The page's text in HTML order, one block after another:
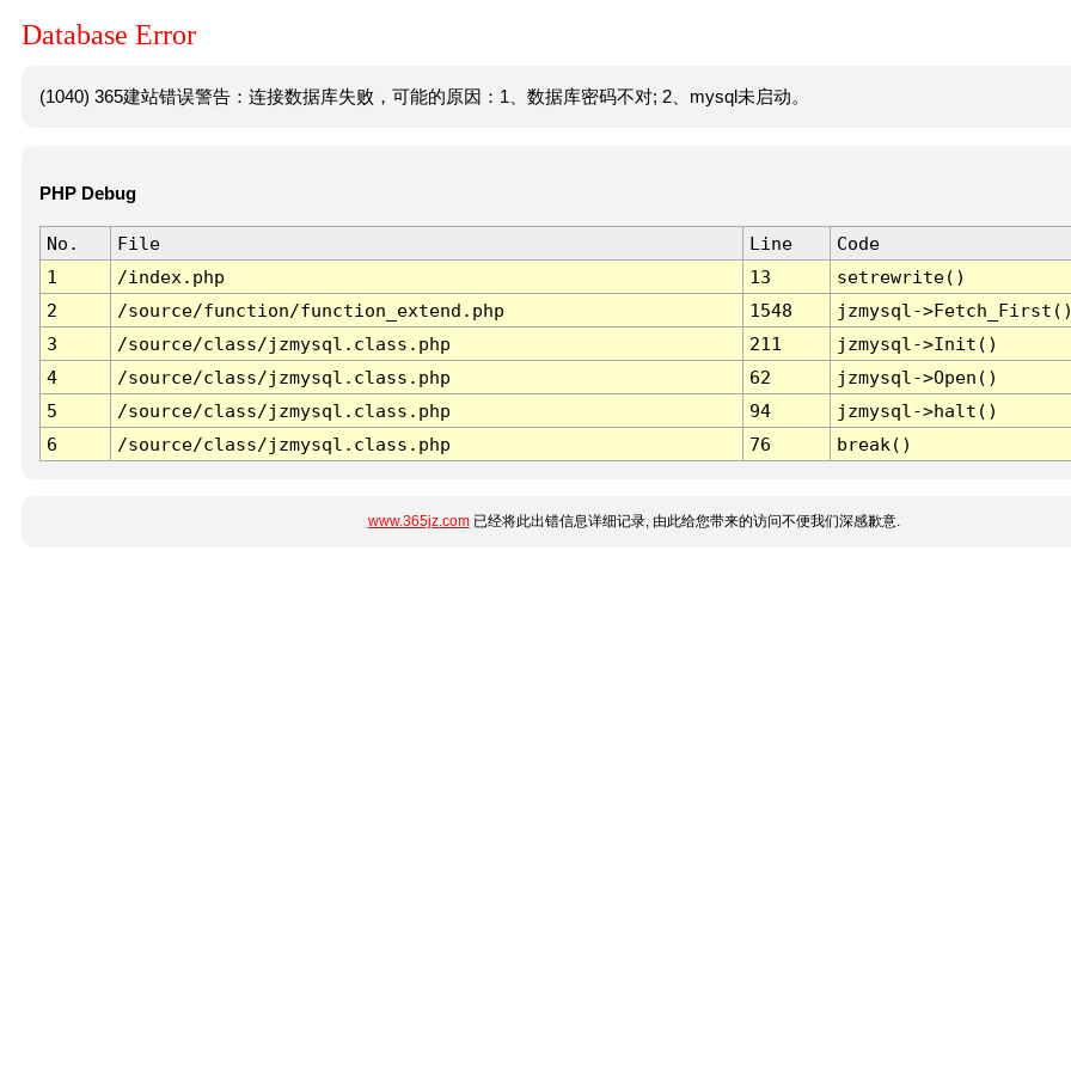
Database Error
(1040) 365建站错误警告：连接数据库失败，可能的原因：1、数据库密码不对; 2、mysql未启动。
PHP Debug
No. File Line
Code
1
/index.php 13
setrewrite()
2
/source/function/function_extend.php 1548
jzmysql-
3
/source/class/jzmysql.class.php 211
jzmysql->Init()
4
/source/class/jzmysql.class.php 62
jzmysql->Open()
5
/source/class/jzmysql.class.php 94
jzmysql->halt()
6
/source/class/jzmysql.class.php 76 break()
www.365jz.com已经将此出错信息详细记录, 由此给您带来的访问不便我们深感歉意.